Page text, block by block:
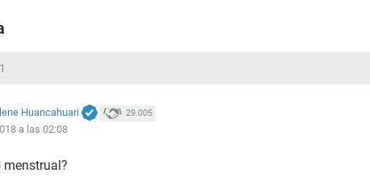
Huancahuari 29.005
a las 02:08
menstrual?